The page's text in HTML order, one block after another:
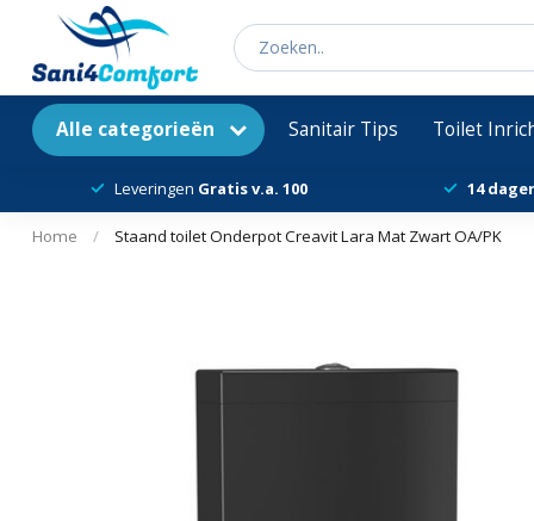
Alle categorieën Sanitair Tips Toilet
Leveringen Gratis v.a. 100 14
Home / Staand toilet Onderpot Creavit Lara Mat Zwart OA/PK